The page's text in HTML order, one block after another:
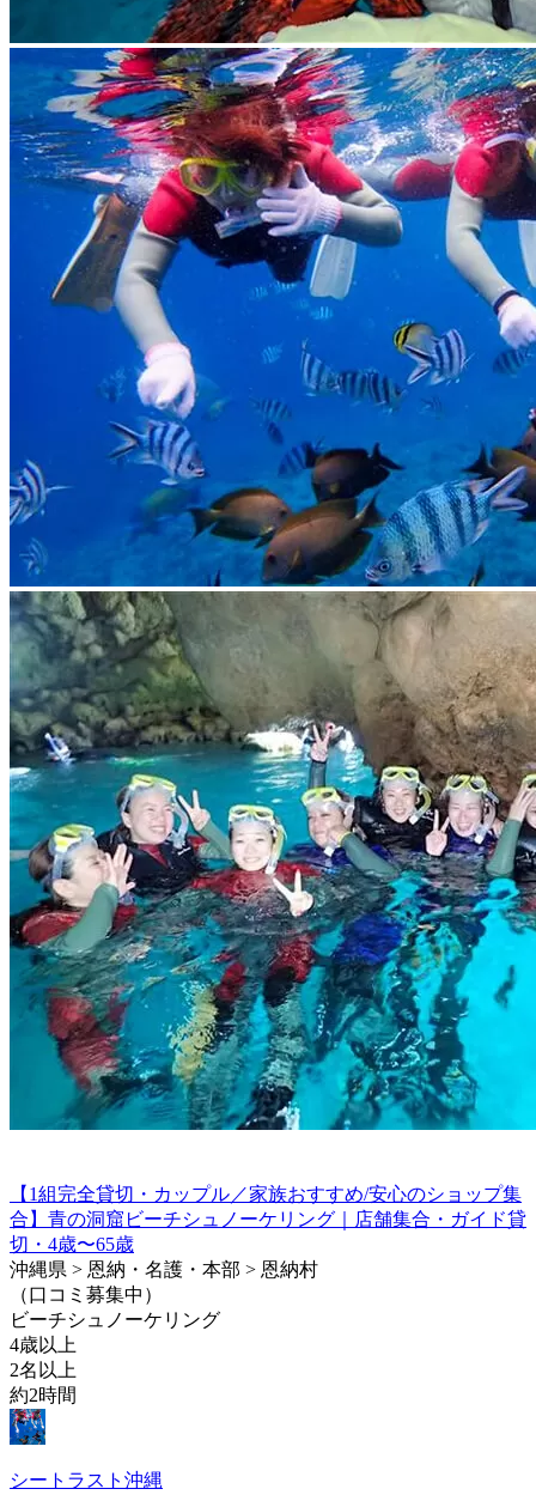
【1組完全貸切・カップル／家族おすすめ/安心のショップ集
合】青の洞窟ビーチシュノーケリング｜店舗集合・ガイド貸
切・4歳〜65歳
沖縄県 > 恩納・名護・本部 > 恩納村
（口コミ募集中）
ビーチシュノーケリング
4歳以上
2名以上
約2時間
シートラスト沖縄